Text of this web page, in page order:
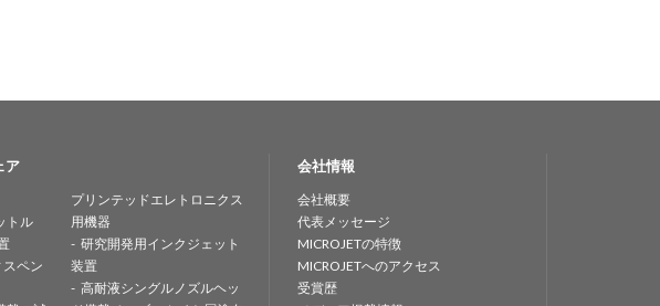
ア
トル
ペン
プリンテッドエレトロニクス
用機器
研究開発用インクジェット
装置
高耐液シングルノズルヘッ
会社情報
会社概要
代表メッセージ
MICROJETの特徴
MICROJETへのアクセス
受賞歴